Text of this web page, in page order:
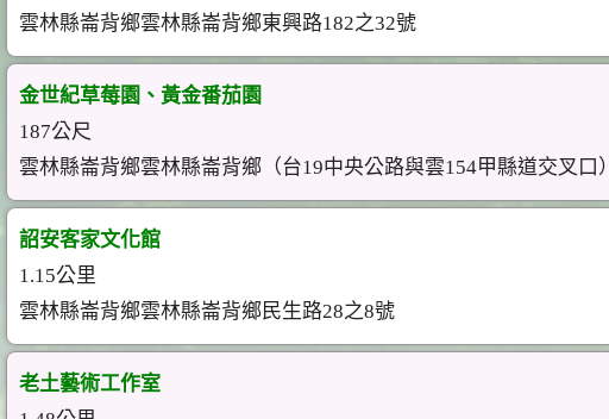
雲林縣崙背鄉雲林縣崙背鄉東興路182之32號
金世紀草莓園、黃金番茄園
187公尺
雲林縣崙背鄉雲林縣崙背鄉（台19中央公路與雲154甲縣道交叉口）
詔安客家文化館
1.15公里
雲林縣崙背鄉雲林縣崙背鄉民生路28之8號
老土藝術工作室